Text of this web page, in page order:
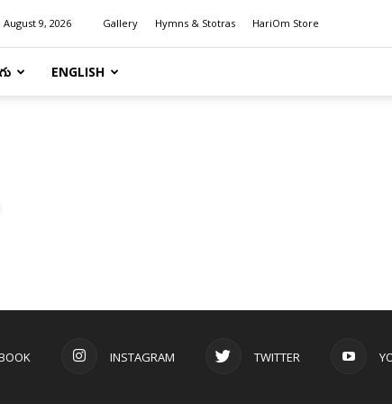
August 9, 2026 Gallery Hymns & Stotras HariOm Store
ENGLISH
INSTAGRAM TWITTER